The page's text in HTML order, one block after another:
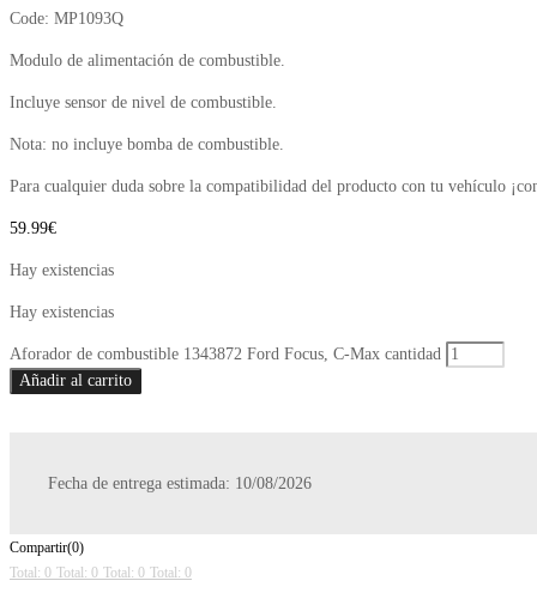
Code: MP1093Q
Modulo de alimentación de combustible.
Incluye sensor de nivel de combustible.
Nota: no incluye bomba de combustible.
Para cualquier duda sobre la compatibilidad del producto con tu vehículo
59.99€
Hay existencias
Hay existencias
Aforador de combustible 1343872 Ford Focus, C-Max cantidad
Añadir al carrito
Fecha de entrega estimada: 10/08/2026
Compartir(0)
Total: 0 Total: 0 Total: 0 Total: 0